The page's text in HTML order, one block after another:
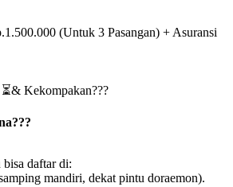
(Untuk 3 Pasangan) + Asuransi
Kekompakan???
bisa daftar di:
mandiri, dekat pintu doraemon).